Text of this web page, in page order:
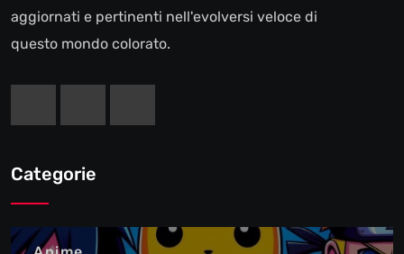
aggiornati e pertinenti nell'evolversi veloce di
questo mondo colorato.
Categorie